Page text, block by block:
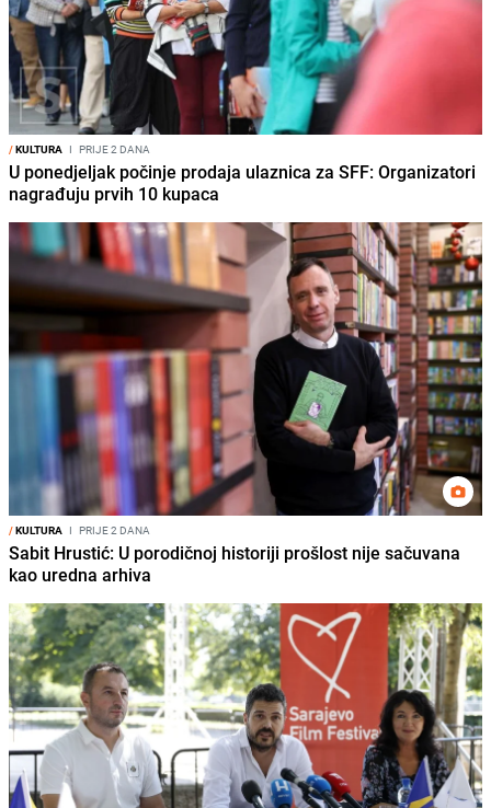
/KULTURA I PRIJE 2 DANA
U ponedjeljak počinje prodaja ulaznica za SFF: Organizatori
nagrađuju prvih 10 kupaca
/KULTURA I PRIJE 2 DANA
Sabit Hrustić: U porodičnoj historiji prošlost nije sačuvana
kao uredna arhiva